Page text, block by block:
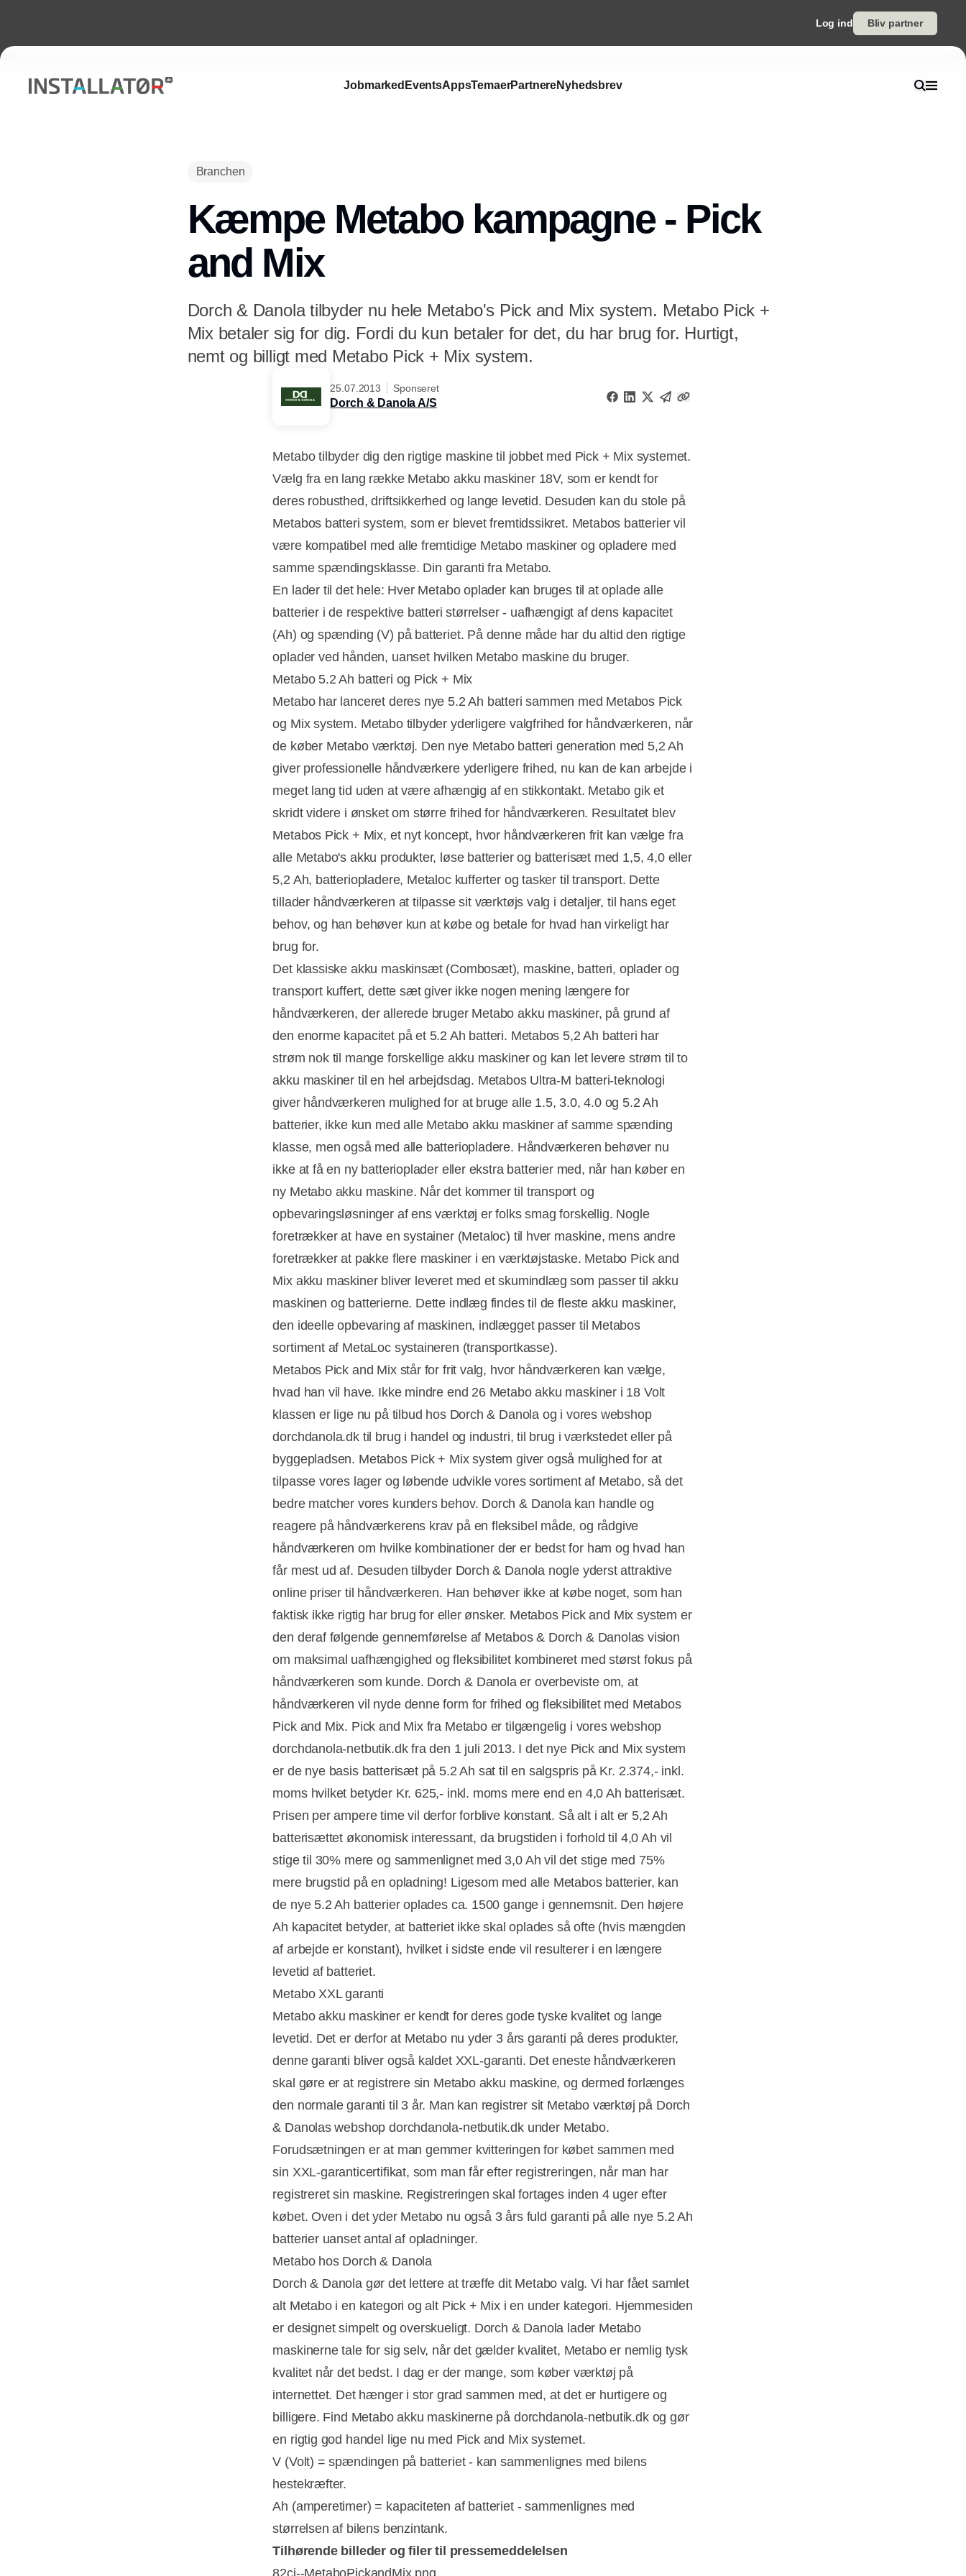
Log ind Bliv partner
Jobmarked EventsAppsTemaerPartnereNyhedsbrev
Branchen
Kæmpe Metabo kampagne - Pick
and Mix
Dorch & Danola tilbyder nu hele Metabo's Pick and Mix system. Metabo Pick +
Mix betaler sig for dig. Fordi du kun betaler for det, du har brug for. Hurtigt,
nemt og billigt med Metabo Pick + Mix system.
25.07.2013 Sponseret
Dorch & Danola A/S
Metabo tilbyder dig den rigtige maskine til jobbet med Pick + Mix systemet.
Vælg fra en lang række Metabo akku maskiner 18V, som er kendt for
deres robusthed, driftsikkerhed og lange levetid. Desuden kan du stole på
Metabos batteri system, som er blevet fremtidssikret. Metabos batterier vil
være kompatibel med alle fremtidige Metabo maskiner og opladere med
samme spændingsklasse. Din garanti fra Metabo.
En lader til det hele: Hver Metabo oplader kan bruges til at oplade alle
batterier i de respektive batteri størrelser - uafhængigt af dens kapacitet
(Ah) og spænding (V) på batteriet. På denne måde har du altid den rigtige
oplader ved hånden, uanset hvilken Metabo maskine du bruger.
Metabo 5.2 Ah batteri og Pick + Mix
Metabo har lanceret deres nye 5.2 Ah batteri sammen med Metabos Pick
og Mix system. Metabo tilbyder yderligere valgfrihed for håndværkeren, når
de køber Metabo værktøj. Den nye Metabo batteri generation med 5,2 Ah
giver professionelle håndværkere yderligere frihed, nu kan de kan arbejde i
meget lang tid uden at være afhængig af en stikkontakt. Metabo gik et
skridt videre i ønsket om større frihed for håndværkeren. Resultatet blev
Metabos Pick + Mix, et nyt koncept, hvor håndværkeren frit kan vælge fra
alle Metabo's akku produkter, løse batterier og batterisæt med 1,5, 4,0 eller
5,2 Ah, batteriopladere, Metaloc kufferter og tasker til transport. Dette
tillader håndværkeren at tilpasse sit værktøjs valg i detaljer, til hans eget
behov, og han behøver kun at købe og betale for hvad han virkeligt har
brug for.
Det klassiske akku maskinsæt (Combosæt), maskine, batteri, oplader og
transport kuffert, dette sæt giver ikke nogen mening længere for
håndværkeren, der allerede bruger Metabo akku maskiner, på grund af
den enorme kapacitet på et 5.2 Ah batteri. Metabos 5,2 Ah batteri har
strøm nok til mange forskellige akku maskiner og kan let levere strøm til to
akku maskiner til en hel arbejdsdag. Metabos Ultra-M batteri-teknologi
giver håndværkeren mulighed for at bruge alle 1.5, 3.0, 4.0 og 5.2 Ah
batterier, ikke kun med alle Metabo akku maskiner af samme spænding
klasse, men også med alle batteriopladere. Håndværkeren behøver nu
ikke at få en ny batterioplader eller ekstra batterier med, når han køber en
ny Metabo akku maskine. Når det kommer til transport og
opbevaringsløsninger af ens værktøj er folks smag forskellig. Nogle
foretrækker at have en systainer (Metaloc) til hver maskine, mens andre
foretrækker at pakke flere maskiner i en værktøjstaske. Metabo Pick and
Mix akku maskiner bliver leveret med et skumindlæg som passer til akku
maskinen og batterierne. Dette indlæg findes til de fleste akku maskiner,
den ideelle opbevaring af maskinen, indlægget passer til Metabos
sortiment af MetaLoc systaineren (transportkasse).
Metabos Pick and Mix står for frit valg, hvor håndværkeren kan vælge,
hvad han vil have. Ikke mindre end 26 Metabo akku maskiner i 18 Volt
klassen er lige nu på tilbud hos Dorch & Danola og i vores webshop
dorchdanola.dk til brug i handel og industri, til brug i værkstedet eller på
byggepladsen. Metabos Pick + Mix system giver også mulighed for at
tilpasse vores lager og løbende udvikle vores sortiment af Metabo, så det
bedre matcher vores kunders behov. Dorch & Danola kan handle og
reagere på håndværkerens krav på en fleksibel måde, og rådgive
håndværkeren om hvilke kombinationer der er bedst for ham og hvad han
får mest ud af. Desuden tilbyder Dorch & Danola nogle yderst attraktive
online priser til håndværkeren. Han behøver ikke at købe noget, som han
faktisk ikke rigtig har brug for eller ønsker. Metabos Pick and Mix system er
den deraf følgende gennemførelse af Metabos & Dorch & Danolas vision
om maksimal uafhængighed og fleksibilitet kombineret med størst fokus på
håndværkeren som kunde. Dorch & Danola er overbeviste om, at
håndværkeren vil nyde denne form for frihed og fleksibilitet med Metabos
Pick and Mix. Pick and Mix fra Metabo er tilgængelig i vores webshop
dorchdanola-netbutik.dk fra den 1 juli 2013. I det nye Pick and Mix system
er de nye basis batterisæt på 5.2 Ah sat til en salgspris på Kr. 2.374,- inkl.
moms hvilket betyder Kr. 625,- inkl. moms mere end en 4,0 Ah batterisæt.
Prisen per ampere time vil derfor forblive konstant. Så alt i alt er 5,2 Ah
batterisættet økonomisk interessant, da brugstiden i forhold til 4,0 Ah vil
stige til 30% mere og sammenlignet med 3,0 Ah vil det stige med 75%
mere brugstid på en opladning! Ligesom med alle Metabos batterier, kan
de nye 5.2 Ah batterier oplades ca. 1500 gange i gennemsnit. Den højere
Ah kapacitet betyder, at batteriet ikke skal oplades så ofte (hvis mængden
af arbejde er konstant), hvilket i sidste ende vil resulterer i en længere
levetid af batteriet.
Metabo XXL garanti
Metabo akku maskiner er kendt for deres gode tyske kvalitet og lange
levetid. Det er derfor at Metabo nu yder 3 års garanti på deres produkter,
denne garanti bliver også kaldet XXL-garanti. Det eneste håndværkeren
skal gøre er at registrere sin Metabo akku maskine, og dermed forlænges
den normale garanti til 3 år. Man kan registrer sit Metabo værktøj på Dorch
& Danolas webshop dorchdanola-netbutik.dk under Metabo.
Forudsætningen er at man gemmer kvitteringen for købet sammen med
sin XXL-garanticertifikat, som man får efter registreringen, når man har
registreret sin maskine. Registreringen skal fortages inden 4 uger efter
købet. Oven i det yder Metabo nu også 3 års fuld garanti på alle nye 5.2 Ah
batterier uanset antal af opladninger.
Metabo hos Dorch & Danola
Dorch & Danola gør det lettere at træffe dit Metabo valg. Vi har fået samlet
alt Metabo i en kategori og alt Pick + Mix i en under kategori. Hjemmesiden
er designet simpelt og overskueligt. Dorch & Danola lader Metabo
maskinerne tale for sig selv, når det gælder kvalitet, Metabo er nemlig tysk
kvalitet når det bedst. I dag er der mange, som køber værktøj på
internettet. Det hænger i stor grad sammen med, at det er hurtigere og
billigere. Find Metabo akku maskinerne på dorchdanola-netbutik.dk og gør
en rigtig god handel lige nu med Pick and Mix systemet.
V (Volt) = spændingen på batteriet - kan sammenlignes med bilens
hestekræfter.
Ah (amperetimer) = kapaciteten af batteriet - sammenlignes med
størrelsen af bilens benzintank.
Tilhørende billeder og filer til pressemeddelelsen
82cj--MetaboPickandMix.png